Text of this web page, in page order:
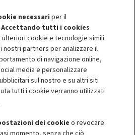
sui cookie
Termini e Condizioni
digitale
Corporate Governance
necessariper il
Accettando tutti i cookies
ulteriori cookie e tecnologie simili
nostri partners per analizzare il
di navigazione online,
media e personalizzare
sul nostro e su altri siti
tutti i cookie verranno utilizzati
dei cookie o revocare